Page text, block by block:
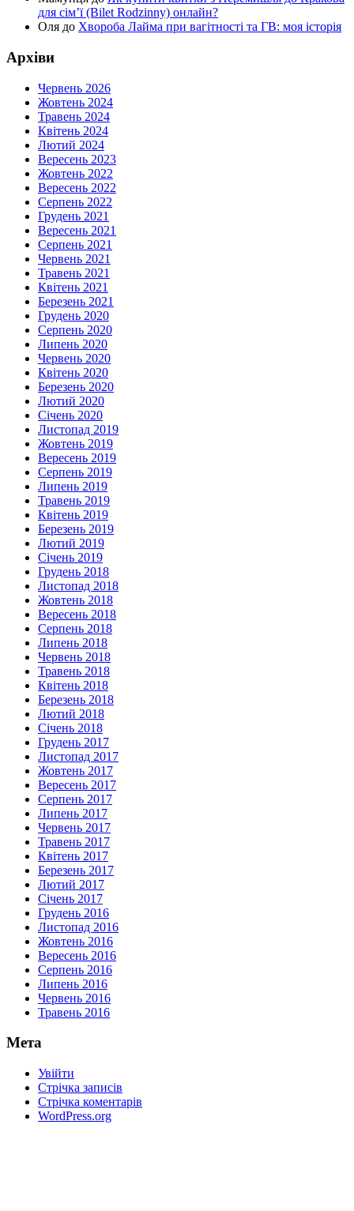
для сім’ї (Bilet Rodzinny) онлайн?
Оля до Хвороба Лайма при вагітності та ГВ: моя історія
Архіви
Червень 2026
Жовтень 2024
Травень 2024
Квітень 2024
Лютий 2024
Вересень 2023
Жовтень 2022
Вересень 2022
Серпень 2022
Грудень 2021
Вересень 2021
Серпень 2021
Червень 2021
Травень 2021
Квітень 2021
Березень 2021
Грудень 2020
Серпень 2020
Липень 2020
Червень 2020
Квітень 2020
Березень 2020
Лютий 2020
Січень 2020
Листопад 2019
Жовтень 2019
Вересень 2019
Серпень 2019
Липень 2019
Травень 2019
Квітень 2019
Березень 2019
Лютий 2019
Січень 2019
Грудень 2018
Листопад 2018
Жовтень 2018
Вересень 2018
Серпень 2018
Липень 2018
Червень 2018
Травень 2018
Квітень 2018
Березень 2018
Лютий 2018
Січень 2018
Грудень 2017
Листопад 2017
Жовтень 2017
Вересень 2017
Серпень 2017
Липень 2017
Червень 2017
Травень 2017
Квітень 2017
Березень 2017
Лютий 2017
Січень 2017
Грудень 2016
Листопад 2016
Жовтень 2016
Вересень 2016
Серпень 2016
Липень 2016
Червень 2016
Травень 2016
Мета
Увійти
Стрічка записів
Стрічка коментарів
WordPress.org